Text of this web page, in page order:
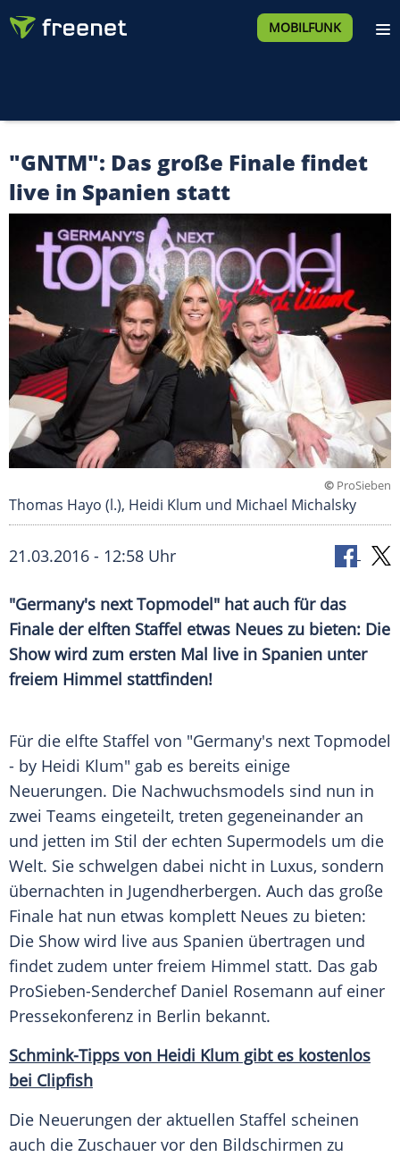
MOBILFUNK
"GNTM": Das große Finale findet
live in Spanien statt
© ProSieben
Thomas Hayo (l.), Heidi Klum und Michael Michalsky
21.03.2016 - 12:58 Uhr
"Germany's next Topmodel" hat auch für das
Finale der elften Staffel etwas Neues zu bieten: Die
Show wird zum ersten Mal live in Spanien unter
freiem Himmel stattfinden!
Für die elfte Staffel von "Germany's next Topmodel
- by Heidi Klum" gab es bereits einige
Neuerungen. Die Nachwuchsmodels sind nun in
zwei Teams eingeteilt, treten gegeneinander an
und jetten im Stil der echten Supermodels um die
Welt. Sie schwelgen dabei nicht in Luxus, sondern
übernachten in Jugendherbergen. Auch das große
Finale hat nun etwas komplett Neues zu bieten:
Die Show wird live aus Spanien übertragen und
findet zudem unter freiem Himmel statt. Das gab
ProSieben-Senderchef Daniel Rosemann auf einer
Pressekonferenz in Berlin bekannt.
Schmink-Tipps von Heidi Klum gibt es kostenlos
bei Clipfish
Die Neuerungen der aktuellen Staffel scheinen
auch die Zuschauer vor den Bildschirmen zu